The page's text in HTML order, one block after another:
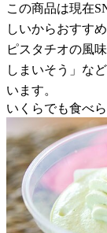
この商品は現在
しいからおすす
ピスタチオの風
しまいそう」な
います。
いくらでも食べ